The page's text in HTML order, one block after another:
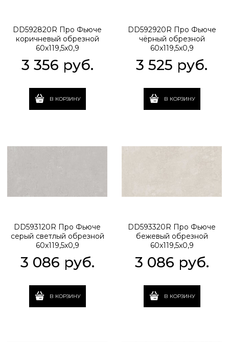
DD592820R Про Фьюче
коричневый обрезной
60x119,5x0,9
3 356 руб.
В КОРЗИНУ
DD592920R Про Фьюче
чёрный обрезной
60x119,5x0,9
3 525 руб.
В КОРЗИНУ
DD593120R Про Фьюче
серый светлый обрезной
60x119,5x0,9
3 086 руб.
В КОРЗИНУ
DD593320R Про Фьюче
бежевый обрезной
60x119,5x0,9
3 086 руб.
В КОРЗИНУ